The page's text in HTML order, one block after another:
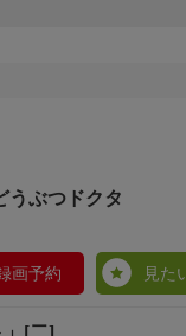
うぶつドクタ
画予約 見た
」[二]